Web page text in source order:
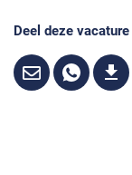
Deel deze vacature